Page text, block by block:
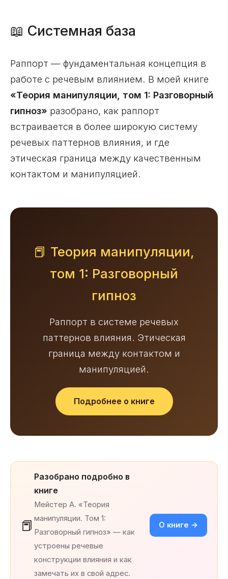
📖 Системная база
Раппорт — фундаментальная концепция в
работе с речевым влиянием. В моей книге
«Теория манипуляции, том 1: Разговорный
гипноз» разобрано, как раппорт
встраивается в более широкую систему
речевых паттернов влияния, и где
этическая граница между качественным
контактом и манипуляцией.
📕 Теория манипуляции,
том 1: Разговорный
гипноз
Раппорт в системе речевых
паттернов влияния. Этическая
граница между контактом и
манипуляцией.
Подробнее о книге
📕
Разобрано подробно в
книге
Мейстер А. «Теория
манипуляции. Том 1:
Разговорный гипноз» — как
устроены речевые
конструкции влияния и как
замечать их в свой адрес.
О книге →